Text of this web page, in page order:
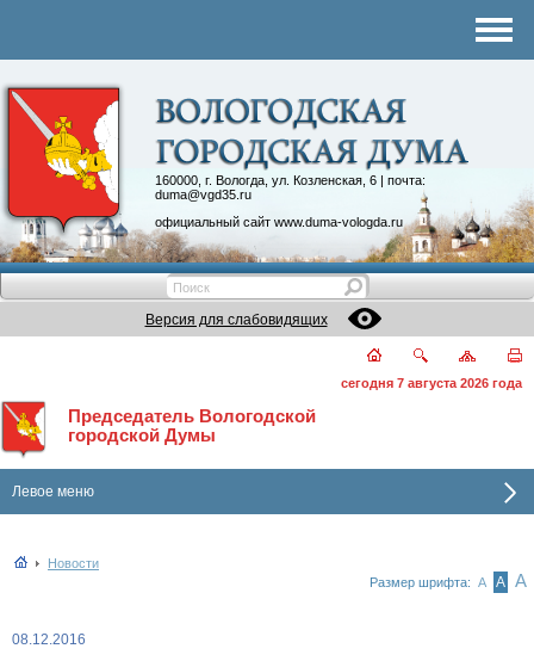
160000, г. Вологда, ул. Козленская, 6 | почта:
duma@vgd35.ru
официальный сайт www.duma-vologda.ru
Контакты
Депутатские объединения
Версия для слабовидящих
сегодня 7 августа 2026 года
Председатель Вологодской
городской Думы
Левое меню
Новости
Размер шрифта: А А А
08.12.2016